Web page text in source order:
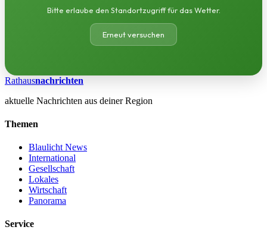
Bitte erlaube den Standortzugriff für das Wetter.
Erneut versuchen
Rathausnachrichten
aktuelle Nachrichten aus deiner Region
Themen
Blaulicht News
International
Gesellschaft
Lokales
Wirtschaft
Panorama
Service